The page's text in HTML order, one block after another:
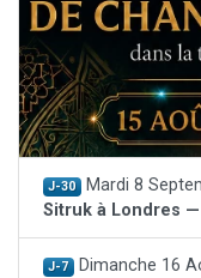
J-30 Mardi 8
Sitruk à Londres
J-7 Dimanche 16